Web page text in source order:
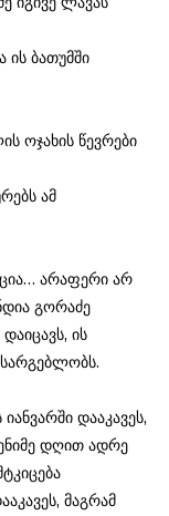
ბათუმში
ოჯახის წევრები
ამ
არაფერი არ
გორაძე
ის
დააკავეს,
დღით ადრე
მაგრამ